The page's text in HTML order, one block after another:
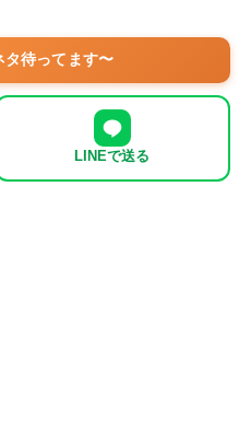
タ待ってます〜
LINEで送る